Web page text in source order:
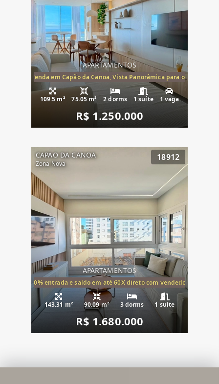
APARTAMENTOS
Mar à Venda em Capão da Canoa, Vista Panorâmica para o Mar, 2
109.5 m² 75.05 m² 2 dorms 1 suíte 1 vaga
R$ 1.250.000
CAPAO DA CANOA
Zona Nova
18912
APARTAMENTOS
20% entrada e saldo em até 60X direto com vendedor
143.31 m² 90.09 m² 3 dorms 1 suíte
R$ 1.680.000